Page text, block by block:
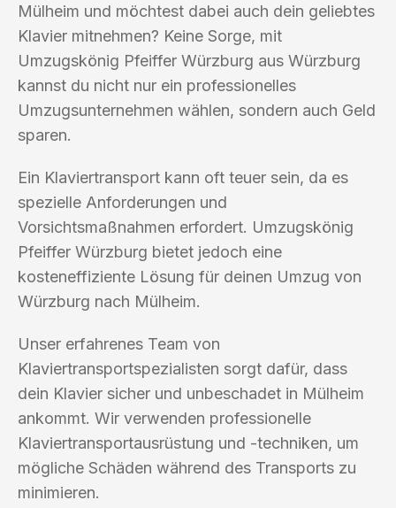
Mülheim und möchtest dabei auch dein geliebtes
Klavier mitnehmen? Keine Sorge, mit
Umzugskönig Pfeiffer Würzburg aus Würzburg
kannst du nicht nur ein professionelles
Umzugsunternehmen wählen, sondern auch Geld
sparen.
Ein Klaviertransport kann oft teuer sein, da es
spezielle Anforderungen und
Vorsichtsmaßnahmen erfordert. Umzugskönig
Pfeiffer Würzburg bietet jedoch eine
kosteneffiziente Lösung für deinen Umzug von
Würzburg nach Mülheim.
Unser erfahrenes Team von
Klaviertransportspezialisten sorgt dafür, dass
dein Klavier sicher und unbeschadet in Mülheim
ankommt. Wir verwenden professionelle
Klaviertransportausrüstung und -techniken, um
mögliche Schäden während des Transports zu
minimieren.